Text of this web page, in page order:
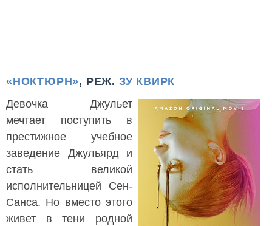
«НОКТЮРН», РЕЖ. ЗУ КВИРК
Девочка Джульет
мечтает поступить в
престижное учебное
заведение Джульярд и
стать великой
исполнительницей Сен-
Санса. Но вместо этого
живет в тени родной